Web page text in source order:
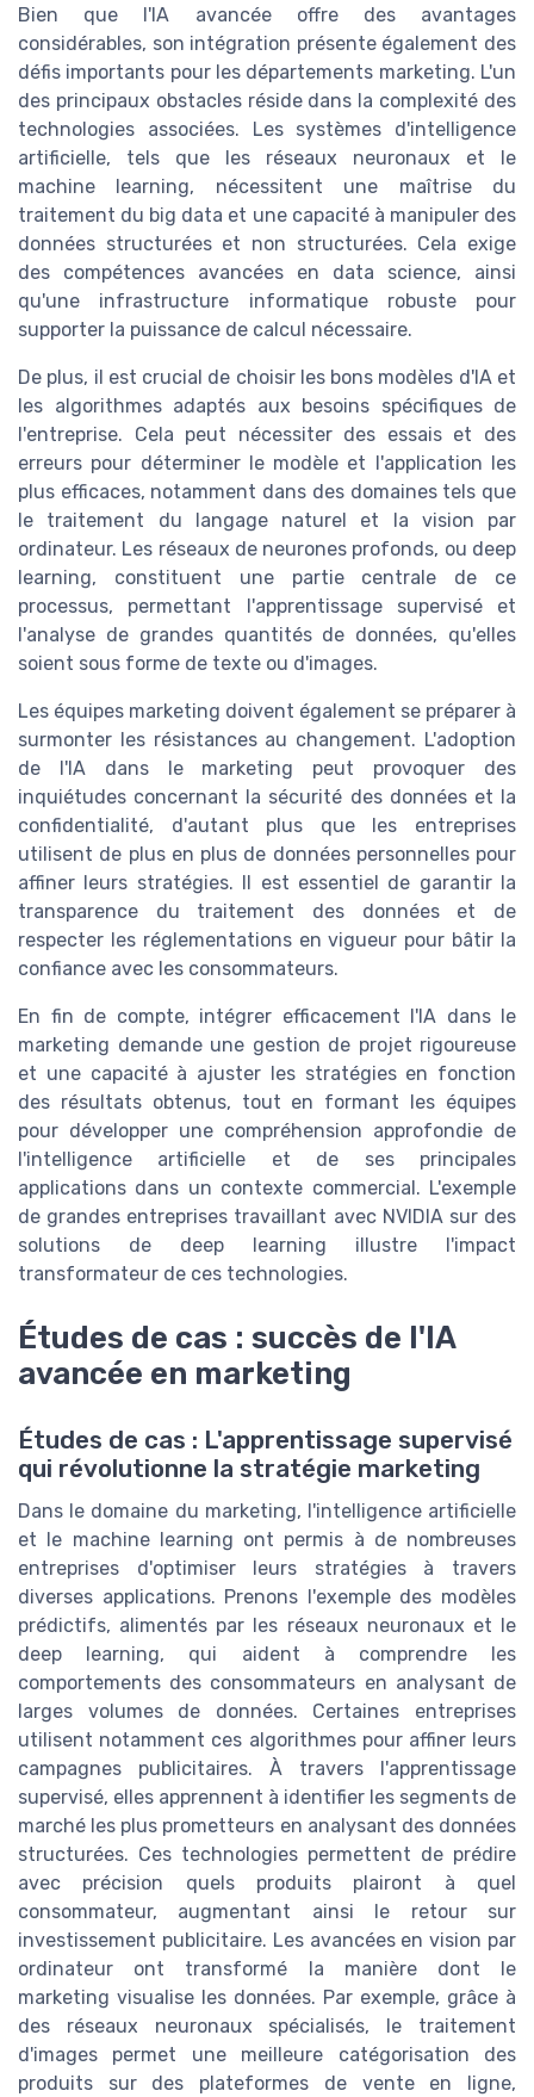
Bien que l'IA avancée offre des avantages
considérables, son intégration présente également des
défis importants pour les départements marketing. L'un
des principaux obstacles réside dans la complexité des
technologies associées. Les systèmes d'intelligence
artificielle, tels que les réseaux neuronaux et le
machine learning, nécessitent une maîtrise du
traitement du big data et une capacité à manipuler des
données structurées et non structurées. Cela exige
des compétences avancées en data science, ainsi
qu'une infrastructure informatique robuste pour
supporter la puissance de calcul nécessaire.
De plus, il est crucial de choisir les bons modèles d'IA et
les algorithmes adaptés aux besoins spécifiques de
l'entreprise. Cela peut nécessiter des essais et des
erreurs pour déterminer le modèle et l'application les
plus efficaces, notamment dans des domaines tels que
le traitement du langage naturel et la vision par
ordinateur. Les réseaux de neurones profonds, ou deep
learning, constituent une partie centrale de ce
processus, permettant l'apprentissage supervisé et
l'analyse de grandes quantités de données, qu'elles
soient sous forme de texte ou d'images.
Les équipes marketing doivent également se préparer à
surmonter les résistances au changement. L'adoption
de l'IA dans le marketing peut provoquer des
inquiétudes concernant la sécurité des données et la
confidentialité, d'autant plus que les entreprises
utilisent de plus en plus de données personnelles pour
affiner leurs stratégies. Il est essentiel de garantir la
transparence du traitement des données et de
respecter les réglementations en vigueur pour bâtir la
confiance avec les consommateurs.
En fin de compte, intégrer efficacement l'IA dans le
marketing demande une gestion de projet rigoureuse
et une capacité à ajuster les stratégies en fonction
des résultats obtenus, tout en formant les équipes
pour développer une compréhension approfondie de
l'intelligence artificielle et de ses principales
applications dans un contexte commercial. L'exemple
de grandes entreprises travaillant avec NVIDIA sur des
solutions de deep learning illustre l'impact
transformateur de ces technologies.
Études de cas : succès de l'IA
avancée en marketing
Études de cas : L'apprentissage supervisé
qui révolutionne la stratégie marketing
Dans le domaine du marketing, l'intelligence artificielle
et le machine learning ont permis à de nombreuses
entreprises d'optimiser leurs stratégies à travers
diverses applications. Prenons l'exemple des modèles
prédictifs, alimentés par les réseaux neuronaux et le
deep learning, qui aident à comprendre les
comportements des consommateurs en analysant de
larges volumes de données. Certaines entreprises
utilisent notamment ces algorithmes pour affiner leurs
campagnes publicitaires. À travers l'apprentissage
supervisé, elles apprennent à identifier les segments de
marché les plus prometteurs en analysant des données
structurées. Ces technologies permettent de prédire
avec précision quels produits plairont à quel
consommateur, augmentant ainsi le retour sur
investissement publicitaire. Les avancées en vision par
ordinateur ont transformé la manière dont le
marketing visualise les données. Par exemple, grâce à
des réseaux neuronaux spécialisés, le traitement
d'images permet une meilleure catégorisation des
produits sur des plateformes de vente en ligne,